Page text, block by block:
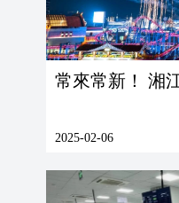
常來
2025-02-06